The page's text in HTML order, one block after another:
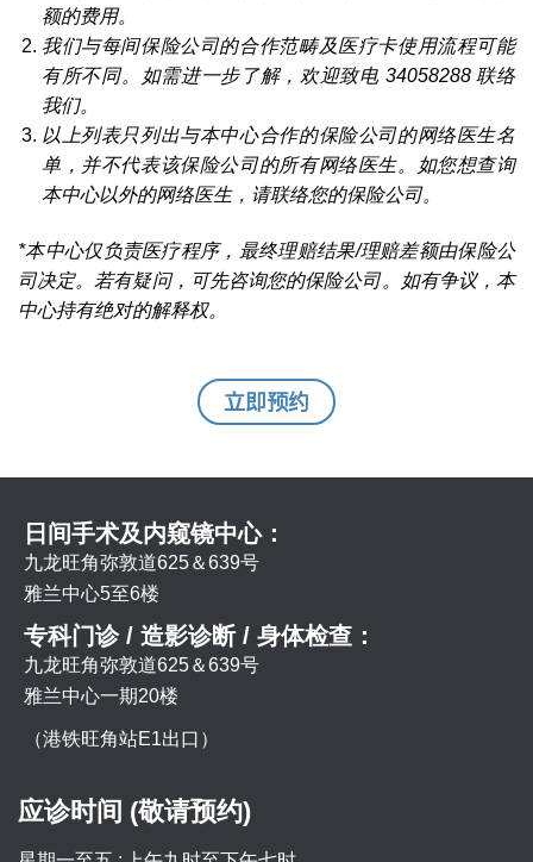
额的费用。
我们与每间保险公司的合作范畴及医疗卡使用流程可能
有所不同。如需进一步了解，欢迎致电 34058288 联络
我们。
以上列表只列出与本中心合作的保险公司的网络医生名
单，并不代表该保险公司的所有网络医生。如您想查询
本中心以外的网络医生，请联络您的保险公司。
*本中心仅负责医疗程序，最终理赔结果/理赔差额由保险公
司决定。若有疑问，可先咨询您的保险公司。如有争议，本
中心持有绝对的解释权。
立即预约
日间手术及内窥镜中心：
九龙旺角弥敦道625＆639号
雅兰中心5至6楼
专科门诊 / 造影诊断 / 身体检查：
九龙旺角弥敦道625＆639号
雅兰中心一期20楼
（港铁旺角站E1出口）
应诊时间 (敬请预约)